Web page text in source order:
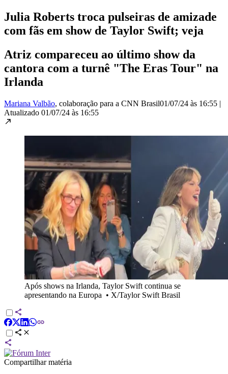
Julia Roberts troca pulseiras de amizade
com fãs em show de Taylor Swift; veja
Atriz compareceu ao último show da
cantora com a turnê "The Eras Tour" na
Irlanda
Mariana Valbão, colaboração para a CNN Brasil01/07/24 às 16:55 |
Atualizado 01/07/24 às 16:55
Após shows na Irlanda, Taylor Swift continua se
apresentando na Europa • X/Taylor Swift Brasil
Compartilhar matéria